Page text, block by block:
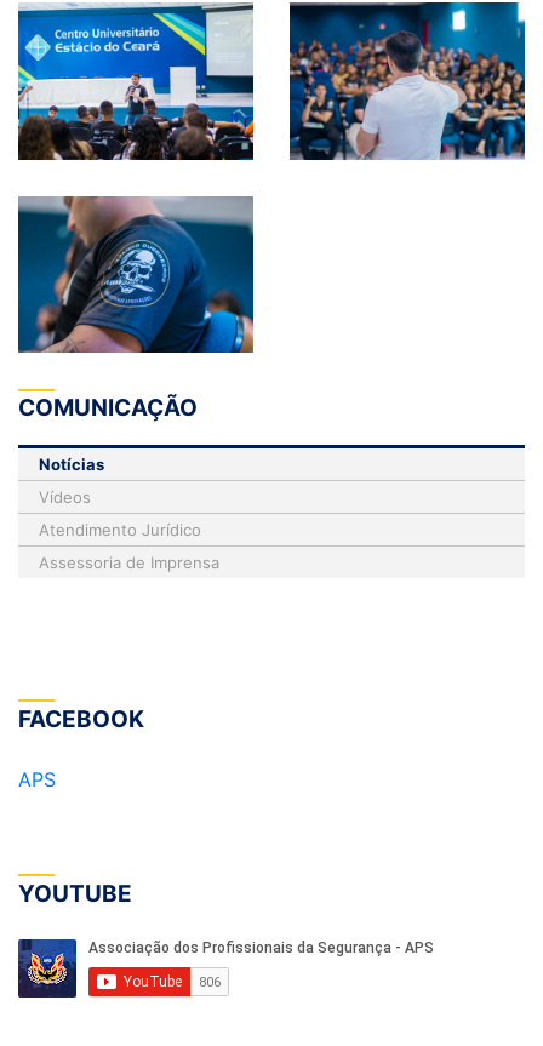
COMUNICAÇÃO
Notícias
Vídeos
Atendimento Jurídico
Assessoria de Imprensa
FACEBOOK
APS
YOUTUBE